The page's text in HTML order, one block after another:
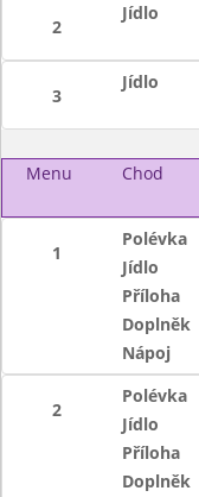
2
Jídlo
3
Jídlo
Menu Chod
1
Polévka
Jídlo
Příloha
Doplněk
Nápoj
2
Polévka
Jídlo
Příloha
Doplněk